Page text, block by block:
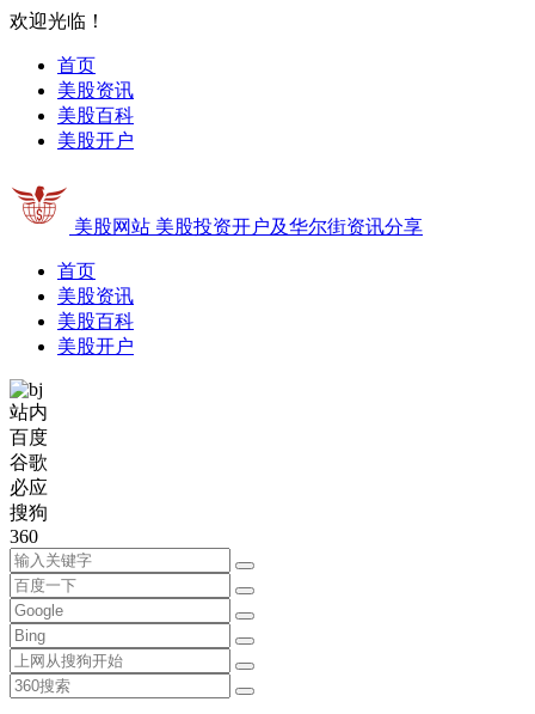
欢迎光临！
首页
美股资讯
美股百科
美股开户
美股网站 美股投资开户及华尔街资讯分享
首页
美股资讯
美股百科
美股开户
站内
百度
谷歌
必应
搜狗
360